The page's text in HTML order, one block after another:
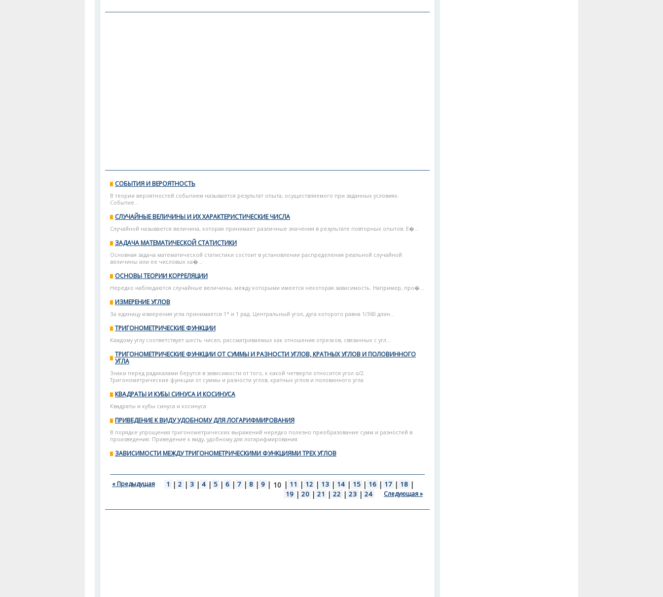
СОБЫТИЯ И ВЕРОЯТНОСТЬ
В теории вероятностей событием называется результат опыта, осуществляемого при заданных условиях.
Событие...
СЛУЧАЙНЫЕ ВЕЛИЧИНЫ И ИХ ХАРАКТЕРИСТИЧЕСКИЕ ЧИСЛА
Случайной называется величина, которая принимает различные значения в результате повторных опытов. Е�...
ЗАДАЧА МАТЕМАТИЧЕСКОЙ СТАТИСТИКИ
Основная задача математической статистики состоит в установлении распределения реальной случайной
величины или ее числовых ха�...
ОСНОВЫ ТЕОРИИ КОРРЕЛЯЦИИ
Нередко наблюдаются случайные величины, между которыми имеется некоторая зависимость. Например, про�...
ИЗМЕРЕНИЕ УГЛОВ
За единицу измерения угла принимается 1° и 1 рад. Центральный угол, дуга которого равна 1/360 длин...
ТРИГОНОМЕТРИЧЕСКИЕ ФУНКЦИИ
Каждому углу соответствует шесть чисел, рассматриваемых как отношения отрезков, связанных с угл...
ТРИГОНОМЕТРИЧЕСКИЕ ФУНКЦИИ ОТ СУММЫ И РАЗНОСТИ УГЛОВ, КРАТНЫХ УГЛОВ И ПОЛОВИННОГО
УГЛА
Знаки перед радикалами берутся в зависимости от того, к какой четверти относится угол α/2.
Тригонометрические функции от суммы и разности углов, кратных углов и половинного угла
КВАДРАТЫ И КУБЫ СИНУСА И КОСИНУСА
Квадраты и кубы синуса и косинуса
ПРИВЕДЕНИЕ К ВИДУ УДОБНОМУ ДЛЯ ЛОГАРИФМИРОВАНИЯ
В порядке упрощения тригонометрических выражений нередко полезно преобразование сумм и разностей в
произведения: Приведение к виду, удобному для логарифмирования
ЗАВИСИМОСТИ МЕЖДУ ТРИГОНОМЕТРИЧЕСКИМИ ФУНКЦИЯМИ ТРЕХ УГЛОВ
« Предыдущая 1 | 2 | 3 | 4 | 5 | 6 | 7 | 8 | 9 | 10 | 11 | 12 | 13 | 14 | 15 | 16 | 17 | 18 |
19 | 20 | 21 | 22 | 23 | 24 Следующая »